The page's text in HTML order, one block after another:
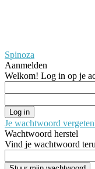
Spinoza
Aanmelden
Welkom! Log in op je
Je wachtwoord
Wachtwoord herstel
Vind je wachtwoord